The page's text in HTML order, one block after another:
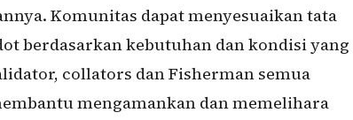
Komunitas dapat menyesuaikan tata
berdasarkan kebutuhan dan kondisi yang
collators dan Fisherman semua
mengamankan dan memelihara